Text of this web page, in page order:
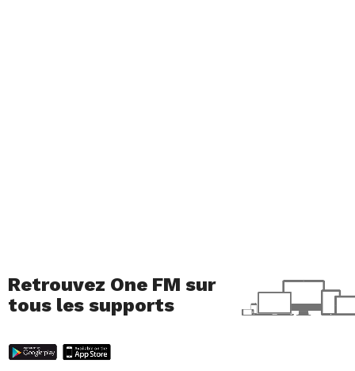
Retrouvez One FM sur
tous les supports